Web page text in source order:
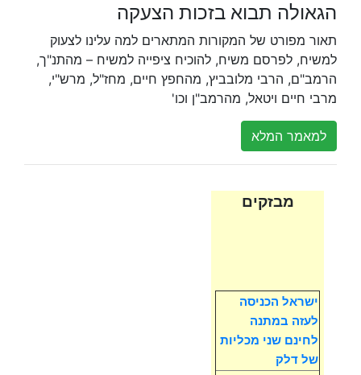
הגאולה תבוא בזכות הצעקה
תאור מפורט של המקורות המתארים למה עלינו לצעוק
למשיח, לפרסם משיח, להוכיח ציפייה למשיח – מהתנ"ך,
הרמב"ם, הרבי מלובביץ, מהחפץ חיים, מחז"ל, מרש"י,
מרבי חיים ויטאל, מהרמב"ן וכו'
למאמר המלא
מבזקים
ישראל הכניסה
לעזה במתנה
לחינם שני מכליות
של דלק